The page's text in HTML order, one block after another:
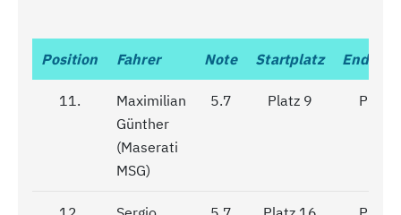
Position Fahrer Note Startplatz
11.
Maximilian
Günther
(Maserati
MSG)
5.7 Platz 9 Platz
Position
11.